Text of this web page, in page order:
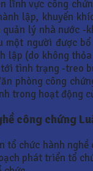
lĩnh vực công
lập, khuyến
quản lý nhà nước
một người được
lập (do không
tình trạng -treo
phòng công
trong hoạt động
công chứng
tổ chức hành
phát triển tổ